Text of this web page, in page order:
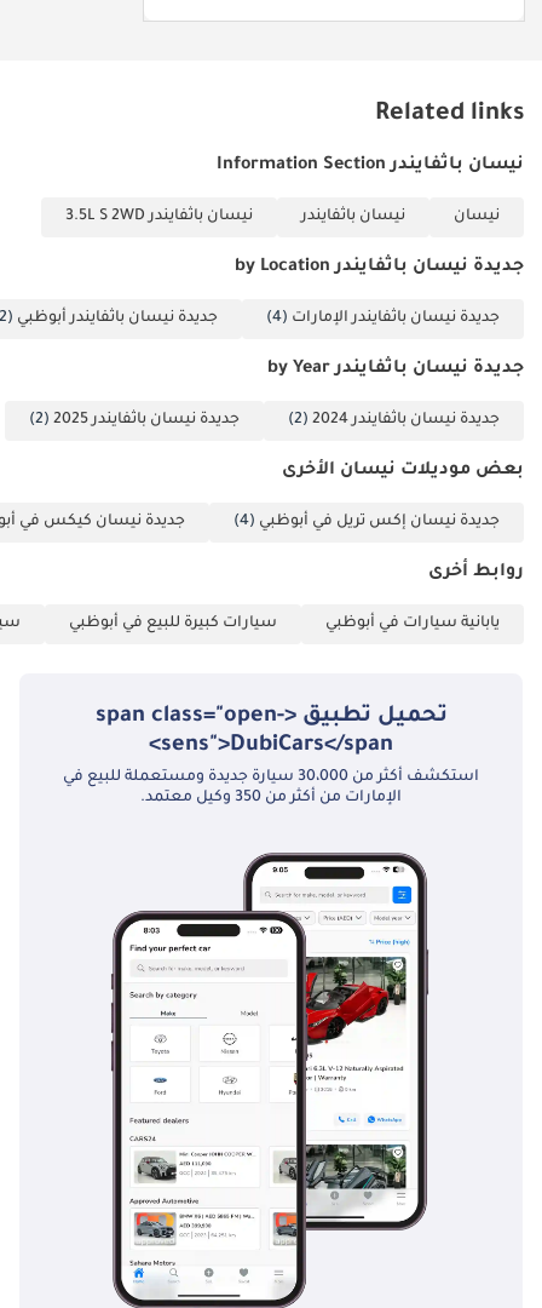
Related links
نيسان باثفايندر Information Section
نيسان نيسان باثفايندر نيسان باثفايندر 3.5L S 2WD
جديدة نيسان باثفايندر by Location
جديدة نيسان باثفايندر الإمارات (4) جديدة نيسان باثفايندر أبوظبي (2)
جديدة نيسان باثفايندر by Year
جديدة نيسان باثفايندر 2024 (2) جديدة نيسان باثفايندر 2025 (2)
بعض موديلات نيسان الأخرى
جديدة نيسان إكس تريل في أبوظبي (4) جديدة نيسان كيكس في
روابط أخرى
يابانية سيارات في أبوظبي سيارات كبيرة للبيع في أبوظبي
تحميل تطبيق <span class="open-
sens">DubiCars</span>
استكشف أكثر من 30،000 سيارة جديدة ومستعملة للبيع في
الإمارات من أكثر من 350 وكيل معتمد.
موثوقية سيارة نيسان جديدة تمامًا مع توفرها الفوري بمواصفات دول
عداد كيلومترات) ولونها الأسود الخارجي الذي يحافظ على قيمتها عند إعادة
السوق.
خبراء السوق. يُرجى دائماً فحص السيارة قبل الشراء.